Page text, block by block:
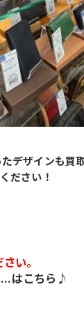
デザインも買
ださい！
い。
はこちら♪